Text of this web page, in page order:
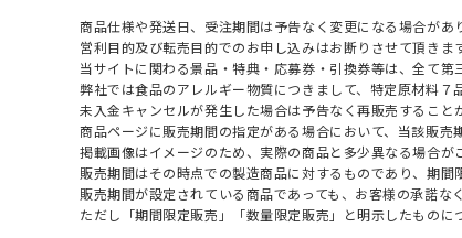
商品仕様や発送日、受注期間は予告なく変更になる場合があ
営利目的及び転売目的でのお申し込みはお断りさせて頂きます
当サイトに関わる景品・特典・応募券・引換券等は、全て第
弊社では食品のアレルギー物質につきまして、特定原材料
未入金キャンセルが発生した場合は予告なく再販売すること
商品ページに販売期間の指定がある場合において、当該販売
掲載画像はイメージのため、実際の商品と多少異なる場合が
販売期間はその時点での製造商品に対するものであり、期
販売期間が設定されている商品であっても、お客様の承諾な
ただし「期間限定販売」「数量限定販売」と明示したものに